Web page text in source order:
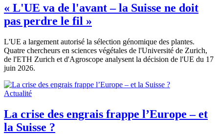
« L'UE va de l'avant – la Suisse ne doit
pas perdre le fil »
L'UE a largement autorisé la sélection génomique des plantes.
Quatre chercheurs en sciences végétales de l'Université de Zurich,
de l'ETH Zurich et d'Agroscope analysent la décision de l'UE du 17
juin 2026.
Actualité
La crise des engrais frappe l’Europe – et
la Suisse ?